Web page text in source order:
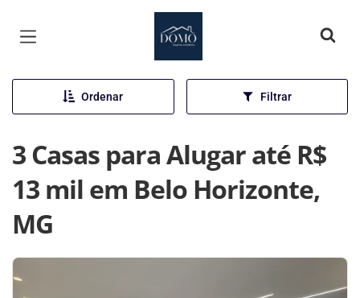
Página inicial
Ordenar Filtrar
3 Casas para Alugar até R$
13 mil em Belo Horizonte,
MG